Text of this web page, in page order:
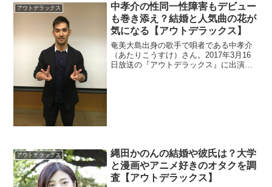
アウトデラックス
中孝介の性同一性障害もデビュー
も巻き添え？結婚と人気曲の花が
気になる【アウトデラックス】
奄美大島出身の歌手で唄者である中孝介
（あたりこうすけ）さん。2017年3月16
日放送の『アウトデラックス』に出演。
アウトデラックス
縄田かのんの結婚や彼氏は？大学
と漫画やアニメ好きのオタクを調
査【アウトデラックス】